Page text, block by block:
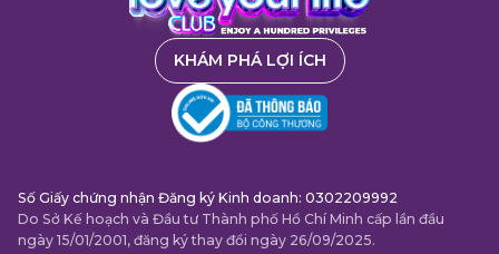
KHÁM PHÁ LỢI ÍCH
Số Giấy chứng nhận Đăng ký Kinh doanh: 0302209992
Do Sở Kế hoạch và Đầu tư Thành phố Hồ Chí Minh cấp lần đầu
ngày 15/01/2001, đăng ký thay đổi ngày 26/09/2025.